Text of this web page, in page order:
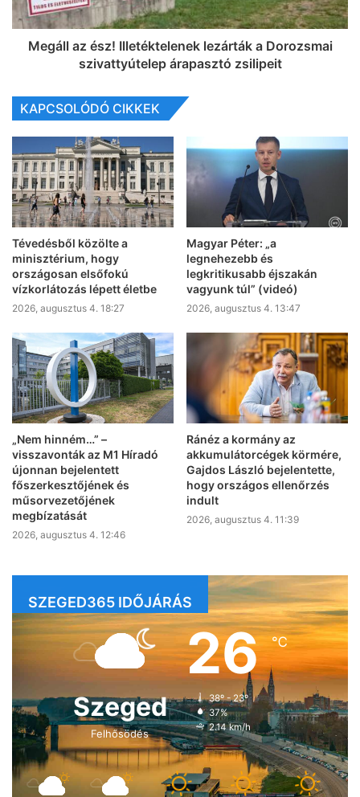
Megáll az ész! Illetéktelenek lezárták a Dorozsmai
szivattyútelep árapasztó zsilipeit
KAPCSOLÓDÓ CIKKEK
Tévedésből közölte a
minisztérium, hogy
országosan elsőfokú
vízkorlátozás lépett életbe
2026, augusztus 4. 18:27
Magyar Péter: „a
legnehezebb és
legkritikusabb éjszakán
vagyunk túl” (videó)
2026, augusztus 4. 13:47
„Nem hinném…” –
visszavonták az M1 Híradó
újonnan bejelentett
főszerkesztőjének és
műsorvezetőjének
megbízatását
2026, augusztus 4. 12:46
Ránéz a kormány az
akkumulátorcégek körmére,
Gajdos László bejelentette,
hogy országos ellenőrzés
indult
2026, augusztus 4. 11:39
SZEGED365 IDŐJÁRÁS
Szeged
Felhősödés
26℃
38º - 23º
37%
2.14 km/h